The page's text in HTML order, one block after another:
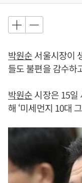
박원순서울시장이
들도 불편을 감수하
박원순시장은 15일
해 ‘미세먼지 10대